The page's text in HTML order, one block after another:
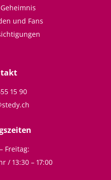
und Fans
15 90
Freitag:
/ 13:30 – 17:00